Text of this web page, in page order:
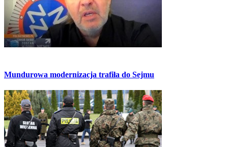
Mundurowa modernizacja trafiła do Sejmu